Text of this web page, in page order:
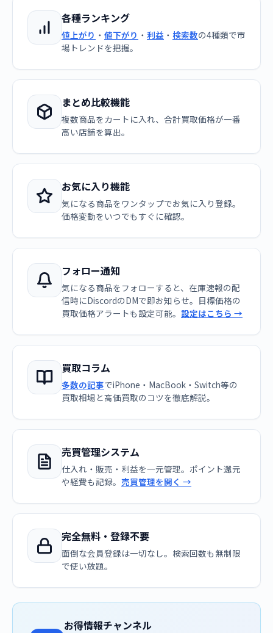
各種ランキング
値上がり ・ 値下がり ・ 利益 ・ 検索数の4種類で市
場トレンドを把握。
まとめ比較機能
複数商品をカートに入れ、合計買取価格が一番
高い店舗を算出。
お気に入り機能
気になる商品をワンタップでお気に入り登録。
価格変動をいつでもすぐに確認。
フォロー通知
気になる商品をフォローすると、在庫速報の配
信時にDiscordのDMで即お知らせ。目標価格の
買取価格アラートも設定可能。 設定はこちら →
買取コラム
多数の記事でiPhone・MacBook・Switch等の
買取相場と高価買取のコツを徹底解説。
売買管理システム
仕入れ・販売・利益を一元管理。ポイント還元
や経費も記録。 売買管理を開く →
完全無料・登録不要
面倒な会員登録は一切なし。検索回数も無制限
で使い放題。
お得情報チャンネル